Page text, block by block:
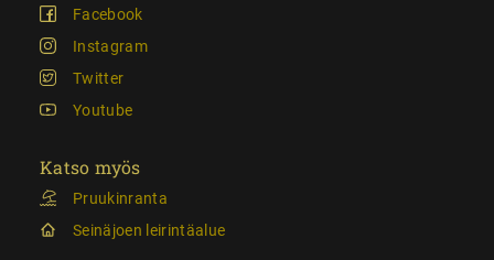
Facebook
Instagram
Twitter
Youtube
Katso myös
Pruukinranta
Seinäjoen leirintäalue